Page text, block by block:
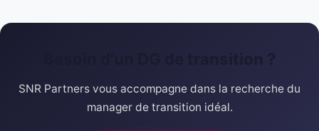
SNR Partners vous accompagne dans la recherche du
manager de transition idéal.